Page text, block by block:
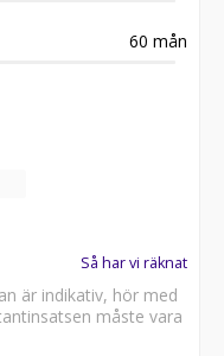
60 mån
Så har vi räknat
är indikativ, hör med
måste vara